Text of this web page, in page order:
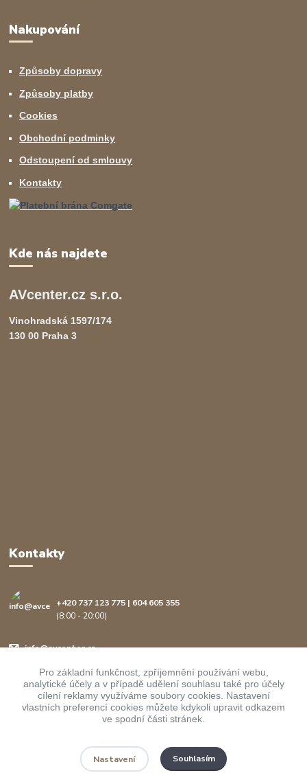
Nakupování
Způsoby dopravy
Způsoby platby
Cookies
Obchodní podminky
Odstoupení od smlouvy
Kontakty
Kde nás najdete
AVcenter.cz s.r.o.
Vinohradská 1597/174
130 00 Praha 3
Kontakty
+420 737 123 775 | 604 605 355
(8:00 - 20:00)
info@avcenter.cz
Upravit sběr cookies.
Pro základní funkčnost, zpříjemnění používání webu,
analytické účely a v případě udělení souhlasu také pro účely
cílení reklamy využíváme soubory cookies. Nastavení
vlastních preferencí cookies můžete kdykoli upravit odkazem
ve spodní části stránek.
Nastavení Souhlasím